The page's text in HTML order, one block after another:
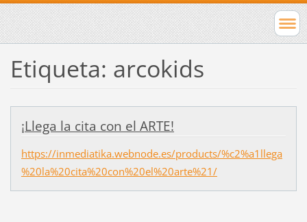
Etiqueta: arcokids
¡Llega la cita con el ARTE!
https://inmediatika.webnode.es/products/%c2%a1llega
%20la%20cita%20con%20el%20arte%21/